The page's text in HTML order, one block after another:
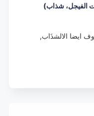
الفيجل، شذاب)
ايضا الالشذَاب,